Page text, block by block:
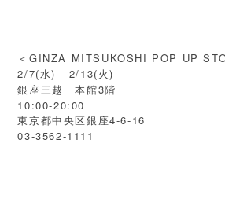
＜GINZA MITSUKOSHI POP UP
2/7(水) - 2/13(火)
銀座三越 本館3階
10:00-20:00
東京都中央区銀座4-6-16
03-3562-1111